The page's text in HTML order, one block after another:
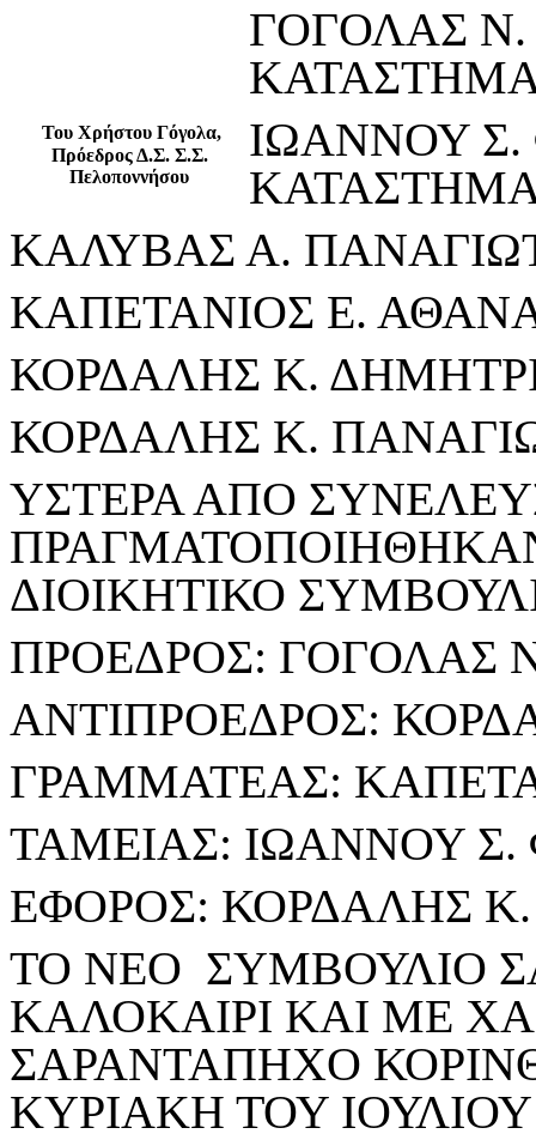
Του Χρήστου Γόγολα,
Πρόεδρος Δ.Σ. Σ.Σ.
Πελοποννήσου
ΓΟΓΟΛΑΣ
ΙΩΑΝΝΟΥ Σ.
ΚΑΛΥΒΑΣ Α.
ΚΑΠΕΤΑΝΙΟΣ Ε.
ΚΟΡΔΑΛΗΣ Κ.
ΚΟΡΔΑΛΗΣ Κ.
ΥΣΤΕΡΑ ΑΠΟ
ΠΡΑΓΜΑΤΟΠΟΙΗΘΗΚΑΝ
ΔΙΟΙΚΗΤΙΚΟ
ΠΡΟΕΔΡΟΣ: ΓΟΓΟΛΑΣ
ΑΝΤΙΠΡΟΕΔΡΟΣ:
ΓΡΑΜΜΑΤΕΑΣ:
ΤΑΜΕΙΑΣ: ΙΩΑΝΝΟΥ Σ.
ΕΦΟΡΟΣ: ΚΟΡΔΑΛΗΣ
ΤΟ ΝΕΟ ΣΥΜΒΟΥΛΙΟ
ΚΑΛΟΚΑΙΡΙ ΚΑΙ ΜΕ
ΣΑΡΑΝΤΑΠΗΧΟ
ΚΥΡΙΑΚΗ ΤΟΥ ΙΟΥΛΙΟΥ